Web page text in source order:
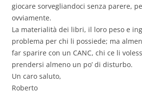
giocare sorvegliandoci senza parere,
ovviamente.
La materialità dei libri, il loro peso e
problema per chi li possiede; ma
far sparire con un CANC, chi ce li
prendersi almeno un po’ di disturbo.
Un caro saluto,
Roberto